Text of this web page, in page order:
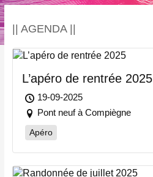
|| AGENDA ||
L’apéro de rentrée 2025
19-09-2025
Pont neuf à Compiègne
Apéro